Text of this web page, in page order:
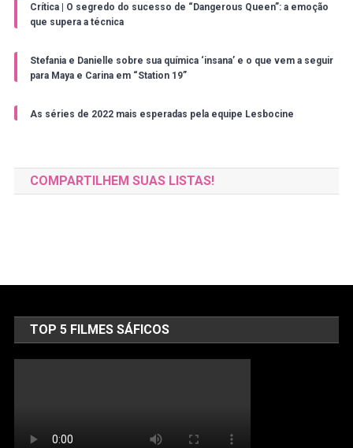
Crítica | O segredo do sucesso de “Dangerous Queen”: a emoção
que supera a técnica
Stefania e Danielle sobre sua química ‘insana’ e o que vem a seguir
para Maya e Carina em “Station 19”
As séries de 2022 mais esperadas pela equipe Lesbocine
COMPARTILHEM SUAS LISTAS!
TOP 5 FILMES SÁFICOS